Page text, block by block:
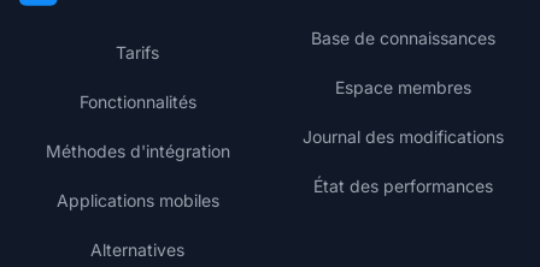
Tarifs
Fonctionnalités
Méthodes d'intégration
Applications mobiles
Alternatives
Base de connaissances
Espace membres
Journal des modifications
État des performances